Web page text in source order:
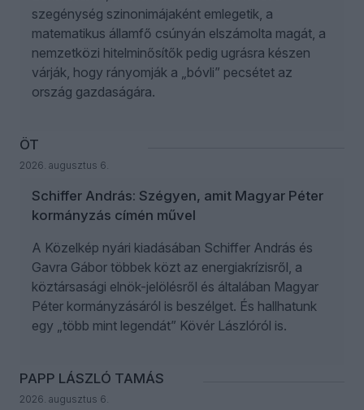
szegénység szinonimájaként emlegetik, a
matematikus államfő csúnyán elszámolta magát, a
nemzetközi hitelminősítők pedig ugrásra készen
várják, hogy rányomják a „bóvli” pecsétet az
ország gazdaságára.
ÖT
2026. augusztus 6.
Schiffer András: Szégyen, amit Magyar Péter
kormányzás címén művel
A Közelkép nyári kiadásában Schiffer András és
Gavra Gábor többek közt az energiakrízisről, a
köztársasági elnök-jelölésről és általában Magyar
Péter kormányzásáról is beszélget. És hallhatunk
egy „több mint legendát” Kövér Lászlóról is.
PAPP LÁSZLÓ TAMÁS
2026. augusztus 6.